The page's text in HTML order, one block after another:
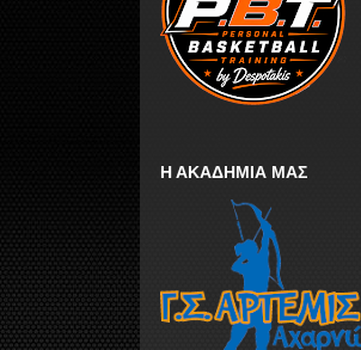
Η ΑΚΑΔΗΜΙΑ ΜΑΣ